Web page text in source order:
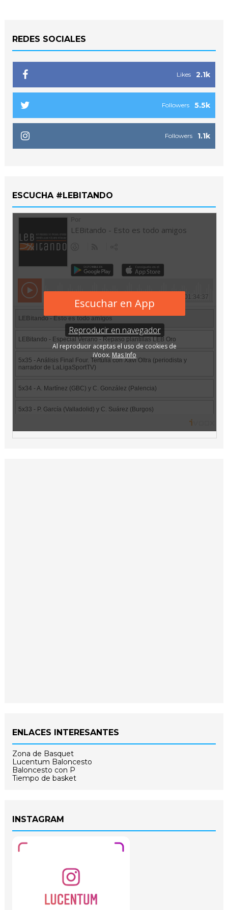
REDES SOCIALES
2.1k
Likes
5.5k
Followers
1.1k
Followers
ESCUCHA #LEBITANDO
ENLACES INTERESANTES
Zona de Basquet
Lucentum Baloncesto
Baloncesto con P
Tiempo de basket
INSTAGRAM